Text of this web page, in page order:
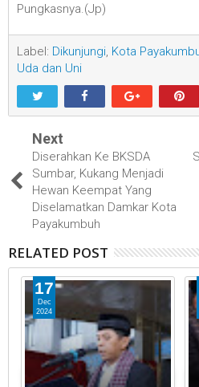
Pungkasnya.(Jp)
Label: Dikunjungi Kota
Uda dan Uni
Next
Diserahkan Ke BKSDA
Sumbar, Kukang Menjadi
Hewan Keempat Yang
Diselamatkan Damkar Kota
Payakumbuh
RELATED POST
17
Dec
2024